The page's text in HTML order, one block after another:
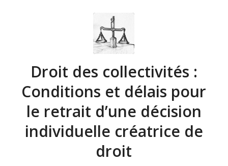
Droit des collectivités :
Conditions et délais pour
le retrait d’une décision
individuelle créatrice de
droit